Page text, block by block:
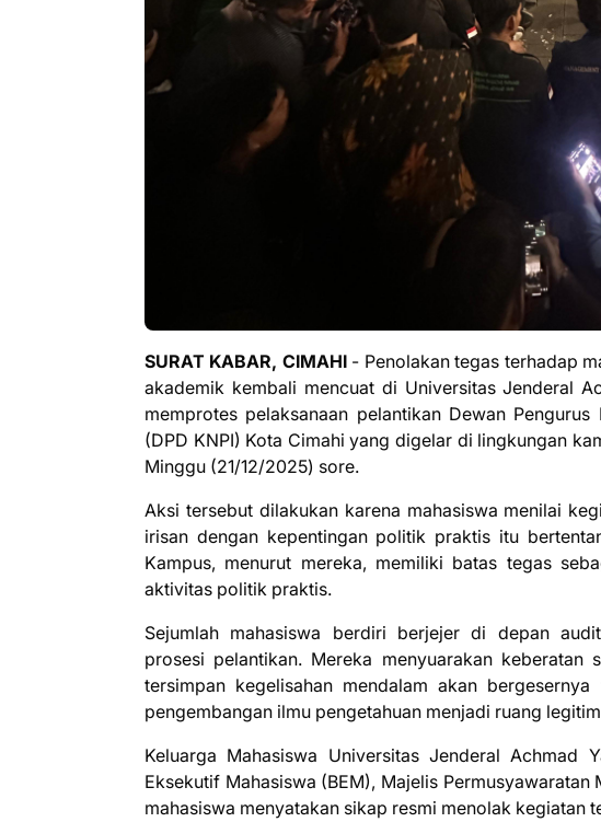
SURAT KABAR, CIMAHI- Penolakan tegas terhadap
akademik kembali mencuat di Universitas Jenderal
memprotes pelaksanaan pelantikan Dewan
(DPD KNPI) Kota Cimahi yang digelar di lingkungan
Minggu (21/12/2025) sore.
Aksi tersebut dilakukan karena mahasiswa menilai
irisan dengan kepentingan politik praktis itu
Kampus, menurut mereka, memiliki batas tegas
aktivitas politik praktis.
Sejumlah mahasiswa berdiri berjejer di depan
prosesi pelantikan. Mereka menyuarakan
tersimpan kegelisahan mendalam akan
pengembangan ilmu pengetahuan menjadi ruang
Keluarga Mahasiswa Universitas Jenderal
Eksekutif Mahasiswa (BEM), Majelis
mahasiswa menyatakan sikap resmi menolak kegiatan